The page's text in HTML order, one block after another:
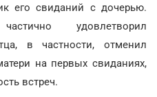
его свиданий с дочерью.
удовлетворил
в частности, отменил
на первых свиданиях,
встреч.